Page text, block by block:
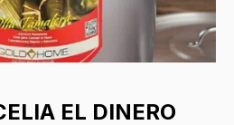
EL DINERO